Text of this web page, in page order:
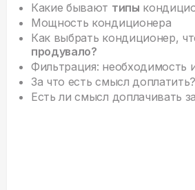
Какие бывают типы
Мощность кондиционера
Как выбрать кондиционер,
продувало?
Фильтрация: необходимость
За что есть смысл доплатить?
Есть ли смысл доплачивать